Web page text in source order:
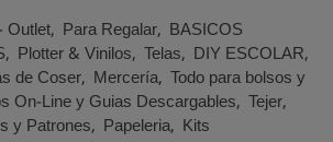
Outlet Para Regalar BASICOS
Plotter & Vinilos Telas DIY ESCOLAR
de Coser Mercería Todo para bolsos y
On-Line y Guias Descargables Tejer
y Patrones Papeleria Kits